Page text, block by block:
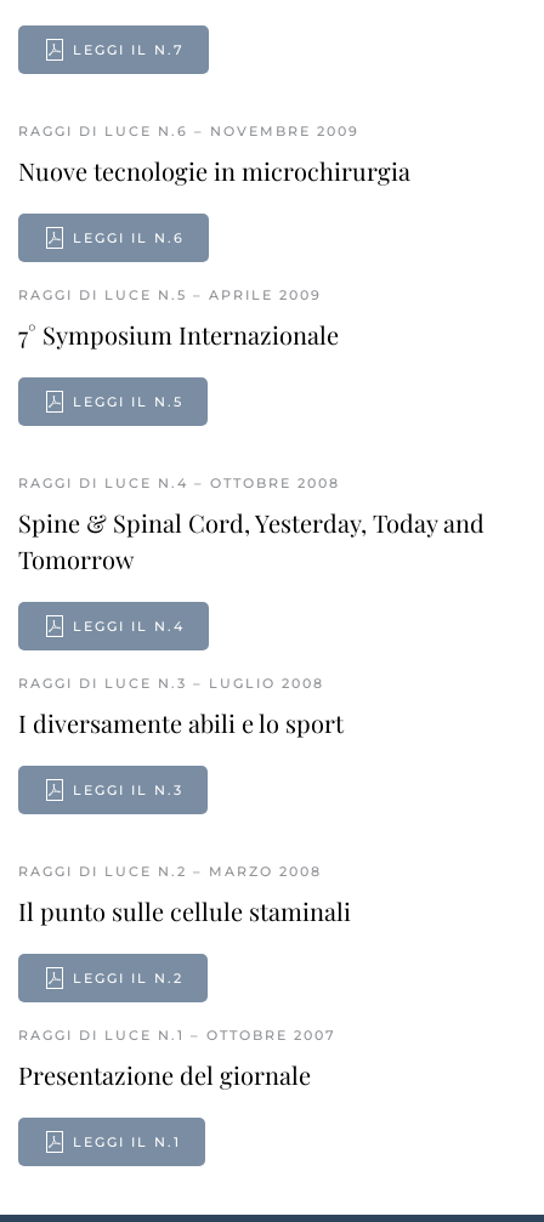
LEGGI IL N.7
RAGGI DI LUCE N.6 – NOVEMBRE 2009
Nuove tecnologie in microchirurgia
LEGGI IL N.6
RAGGI DI LUCE N.5 – APRILE 2009
7° Symposium Internazionale
LEGGI IL N.5
RAGGI DI LUCE N.4 – OTTOBRE 2008
Spine & Spinal Cord, Yesterday, Today and
Tomorrow
LEGGI IL N.4
RAGGI DI LUCE N.3 – LUGLIO 2008
I diversamente abili e lo sport
LEGGI IL N.3
RAGGI DI LUCE N.2 – MARZO 2008
Il punto sulle cellule staminali
LEGGI IL N.2
RAGGI DI LUCE N.1 – OTTOBRE 2007
Presentazione del giornale
LEGGI IL N.1